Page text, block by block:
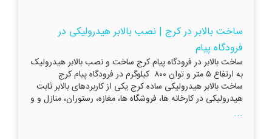
ساخت بالابر در کرج | نصب بالابر هیدرولیکی در
فرودگاه پیام
ساخت بالابر در فرودگاه پیام کرج ساخت و نصب بالابر هیدرولیک
به ارتفاع ۵ متر و توان ۸۰۰ کیلوگرم در فرودگاه پیام کرج
ساخت بالابر هیدرولیکی ساده کرج یکی از کاربردهای بالابر ثابت
هیدرولیکی در کارخانه ها، فروشگاه ها، مغازه، رستوران، منازل و و
...